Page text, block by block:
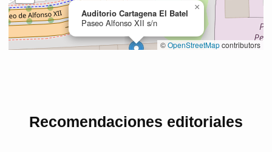
Recomendaciones editoriales